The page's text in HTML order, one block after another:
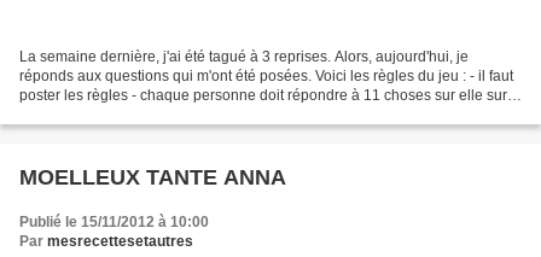
La semaine dernière, j'ai été tagué à 3 reprises. Alors, aujourd'hui, je
réponds aux questions qui m'ont été posées. Voici les règles du jeu : - il faut
poster les règles - chaque personne doit répondre à 11 choses sur elle sur
MOELLEUX TANTE ANNA
Publié le 15/11/2012 à 10:00
Par mesrecettesetautres